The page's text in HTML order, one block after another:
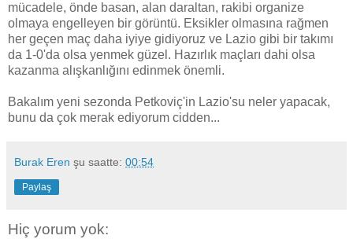
mücadele, önde basan, alan daraltan, rakibi organize
olmaya engelleyen bir görüntü. Eksikler olmasına rağmen
her geçen maç daha iyiye gidiyoruz ve Lazio gibi bir takımı
da 1-0'da olsa yenmek güzel. Hazırlık maçları dahi olsa
kazanma alışkanlığını edinmek önemli.
Bakalım yeni sezonda Petkoviç'in Lazio'su neler yapacak,
bunu da çok merak ediyorum cidden...
Burak Eren şu saatte: 00:54
Paylaş
Hiç yorum yok: